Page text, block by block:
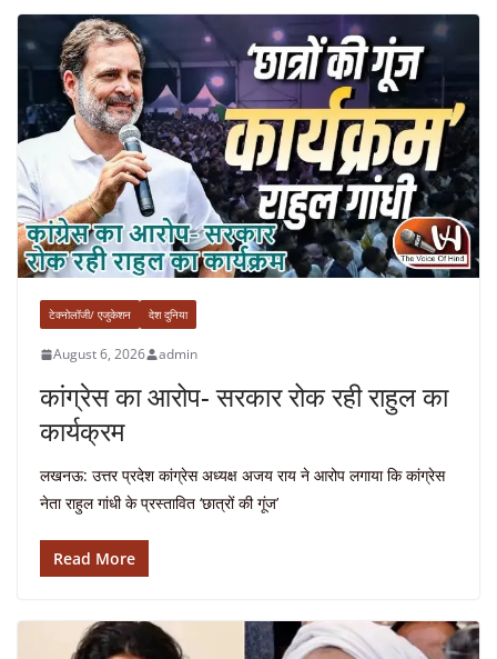
टेक्नोलॉजी/ एजुकेशन देश दुनिया
August 6, 2026 admin
कांग्रेस का आरोप- सरकार रोक रही राहुल का
कार्यक्रम
लखनऊ: उत्तर प्रदेश कांग्रेस अध्यक्ष अजय राय ने आरोप लगाया कि कांग्रेस
नेता राहुल गांधी के प्रस्तावित ‘छात्रों की गूंज’
Read More